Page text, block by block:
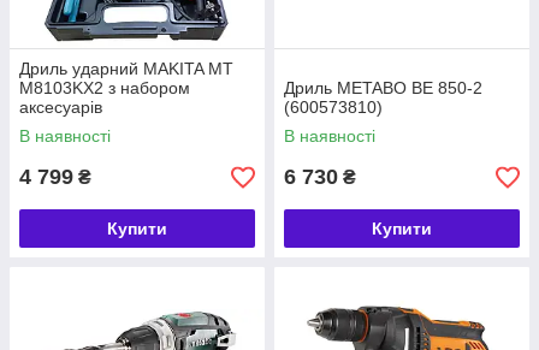
Дриль ударний MAKITA MT
M8103KX2 з набором
аксесуарів
В наявності
4 799 ₴
Купити
Дриль METABO BE 850-2
(600573810)
В наявності
6 730 ₴
Купити